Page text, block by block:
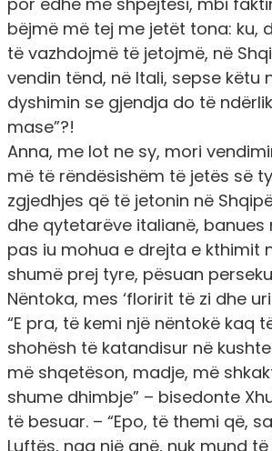
bëjmë më tej me jetët tona: ku,
të vazhdojmë të jetojmë, në
vendin tënd, në Itali, sepse këtu
dyshimin se gjendja do të
mase”?!
Anna, me lot ne sy, mori
më të rëndësishëm të jetës së
zgjedhjes që të jetonin në
dhe qytetarëve italianë, banues
pas iu mohua e drejta e kthimit
shumë prej tyre, pësuan
Nëntoka, mes ‘floririt të zi dhe
“E pra, të kemi një nëntokë kaq
shohësh të katandisur në
më shqetëson, madje, më
shume dhimbje” – bisedonte
të besuar. – “Epo, të themi që,
Luftës, nga një anë, nuk mund